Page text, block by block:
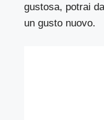
gustosa, potrai
un gusto nuovo.